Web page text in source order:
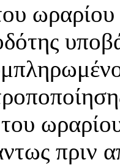
πριν